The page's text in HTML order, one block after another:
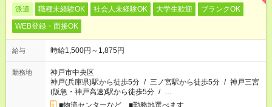
派遣 職種未経験OK 社会人未経験OK 大学生歓迎
ブランクOK
WEB登録・面接OK
給与 時給1,500円～1,875円
勤務地
神戸市中央区
神戸(兵庫県)駅から徒歩5分 / 三ノ宮駅から徒歩5分 / 神戸三宮
(阪急・神戸高速)駅から徒歩5分 / …
■物流センターなど ■勤務地選べます